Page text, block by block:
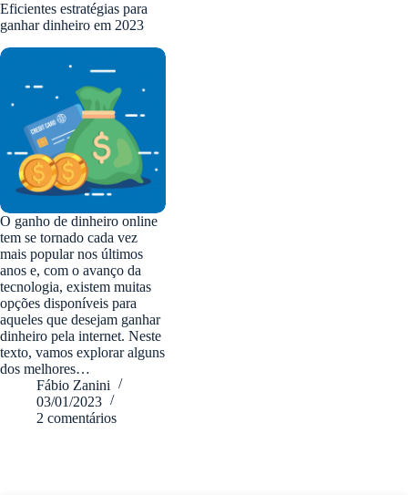
Eficientes estratégias para
ganhar dinheiro em 2023
O ganho de dinheiro online
tem se tornado cada vez
mais popular nos últimos
anos e, com o avanço da
tecnologia, existem muitas
opções disponíveis para
aqueles que desejam ganhar
dinheiro pela internet. Neste
texto, vamos explorar alguns
dos melhores…
Fábio Zanini
03/01/2023
2 comentários